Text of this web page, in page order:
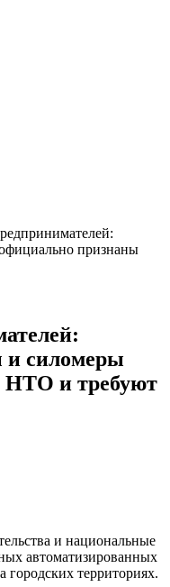
признаны
и силомеры
НТО и требуют
и национальные
автоматизированных
городских территориях.